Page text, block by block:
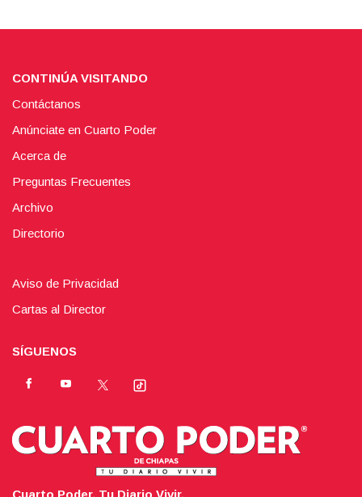
CONTINÚA VISITANDO
Contáctanos
Anúnciate en Cuarto Poder
Acerca de
Preguntas Frecuentes
Archivo
Directorio
Aviso de Privacidad
Cartas al Director
SÍGUENOS